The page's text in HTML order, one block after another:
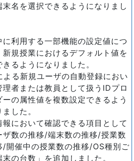
末名を選択できるようになりまし
に利用する一部機能の設定値につ
新規授業におけるデフォルト値を
るようになりました。
よる新規ユーザの自動登録におい
理者または教員として扱うIDプロ
ーの属性値を複数設定できるよう
した。
報において確認できる項目として
ザ数の推移/端末数の推移/授業数
/開催中の授業数の推移/OS種別ご
末の台数」を追加しました。